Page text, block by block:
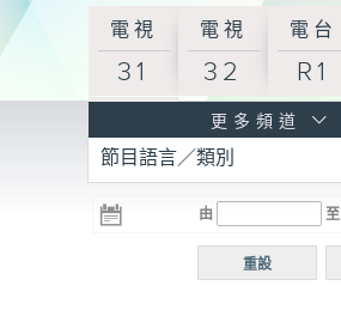
電視
31
電視
32
電台
R1
R3
電台 電台
R5
電台
普通
更多頻道
節目語言／類別
由 至
重設